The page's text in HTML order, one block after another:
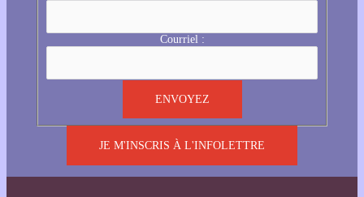
Courriel :
JE M'INSCRIS À L'INFOLETTRE